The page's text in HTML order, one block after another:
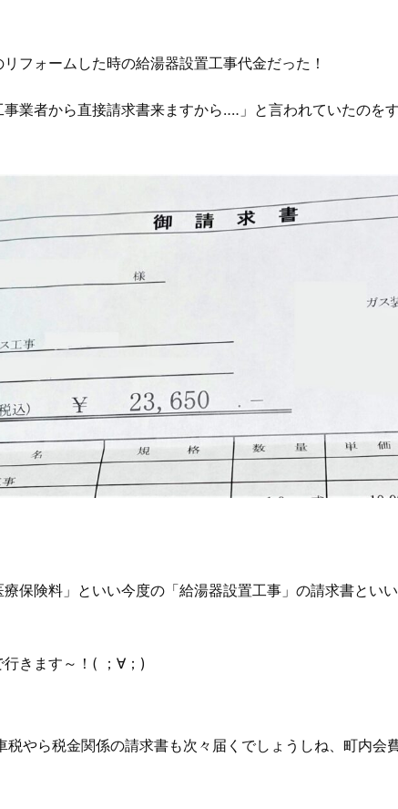
フォームした時の給湯器設置工事代金だった！
事業者から直接請求書来ますから‥‥」と言われていたのを
保険料」といい今度の「給湯器設置工事」の請求書とい
きます～！( ；∀；)
税やら税金関係の請求書も次々届くでしょうしね、町内会